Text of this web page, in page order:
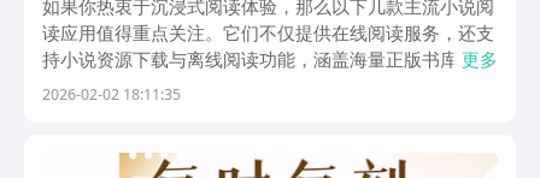
你成长
如果你热衷于沉浸式阅读体验，那么以下几款主流小说阅
读应用值得重点关注。它们不仅提供在线阅读服务，还支
持小说资源下载与离线阅读功能，涵盖海量正版书库、多
格式兼容、智能书架管理及语音听书等实用特性，满足通
更多
2026-02-02 18:11:35